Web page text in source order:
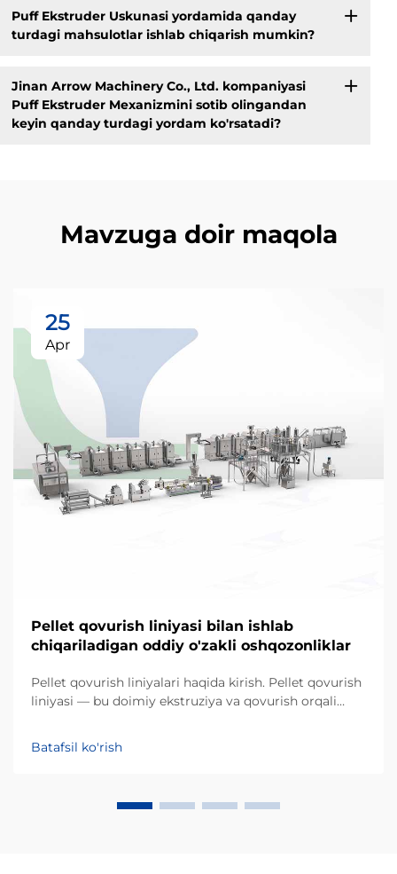
Puff Ekstruder Uskunasi yordamida qanday
turdagi mahsulotlar ishlab chiqarish mumkin?
Jinan Arrow Machinery Co., Ltd. kompaniyasi
Puff Ekstruder Mexanizmini sotib olingandan
keyin qanday turdagi yordam ko'rsatadi?
Mavzuga doir maqola
25
Apr
Pellet qovurish liniyasi bilan ishlab
chiqariladigan oddiy o'zakli oshqozonliklar
Pellet qovurish liniyalari haqida kirish. Pellet qovurish
liniyasi — bu doimiy ekstruziya va qovurish orqali
oshqozonliklarga aylantiruvchi sanoat tizimidir.
An'anaviy partiyaviy qovurishdan farqli o'laroq, bu
Batafsil ko'rish